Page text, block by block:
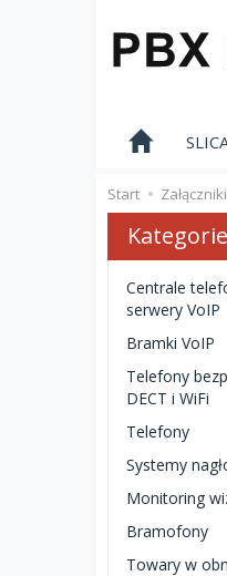
Start
Kategorie
Centrale
serwery VoIP
Bramki VoIP
Telefony
DECT i WiFi
Telefony
Systemy
Monitoring
Bramofony
Towary w